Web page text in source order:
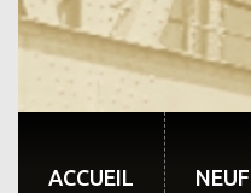
ACCUEIL NEUF